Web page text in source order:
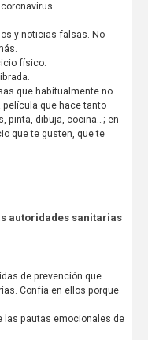
y noticias falsas. No
físico.
que habitualmente no
película que hace tanto
pinta, dibuja, cocina…; en
que te gusten, que te
autoridades sanitarias
de prevención que
Confía en ellos porque
las pautas emocionales de